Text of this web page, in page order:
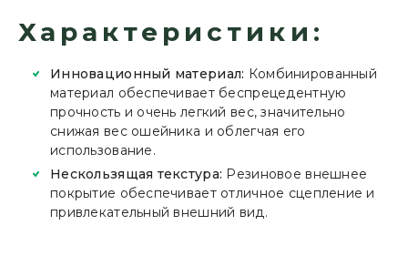
Характеристики:
Инновационный материал: Комбинированный
материал обеспечивает беспрецедентную
прочность и очень легкий вес, значительно
снижая вес ошейника и облегчая его
использование.
Нескользящая текстура: Резиновое внешнее
покрытие обеспечивает отличное сцепление и
привлекательный внешний вид.